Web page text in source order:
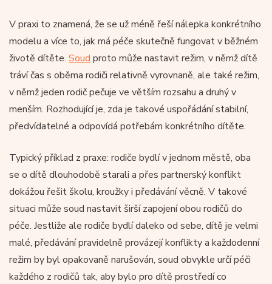
V praxi to znamená, že se už méně řeší nálepka konkrétního
modelu a více to, jak má péče skutečně fungovat v běžném
životě dítěte. Soud proto může nastavit režim, v němž dítě
tráví čas s oběma rodiči relativně vyrovnaně, ale také režim,
v němž jeden rodič pečuje ve větším rozsahu a druhý v
menším. Rozhodující je, zda je takové uspořádání stabilní,
předvídatelné a odpovídá potřebám konkrétního dítěte.
Typický příklad z praxe: rodiče bydlí v jednom městě, oba
se o dítě dlouhodobě starali a přes partnerský konflikt
dokážou řešit školu, kroužky i předávání věcně. V takové
situaci může soud nastavit širší zapojení obou rodičů do
péče. Jestliže ale rodiče bydlí daleko od sebe, dítě je velmi
malé, předávání pravidelně provázejí konflikty a každodenní
režim by byl opakovaně narušován, soud obvykle určí péči
každého z rodičů tak, aby bylo pro dítě prostředí co